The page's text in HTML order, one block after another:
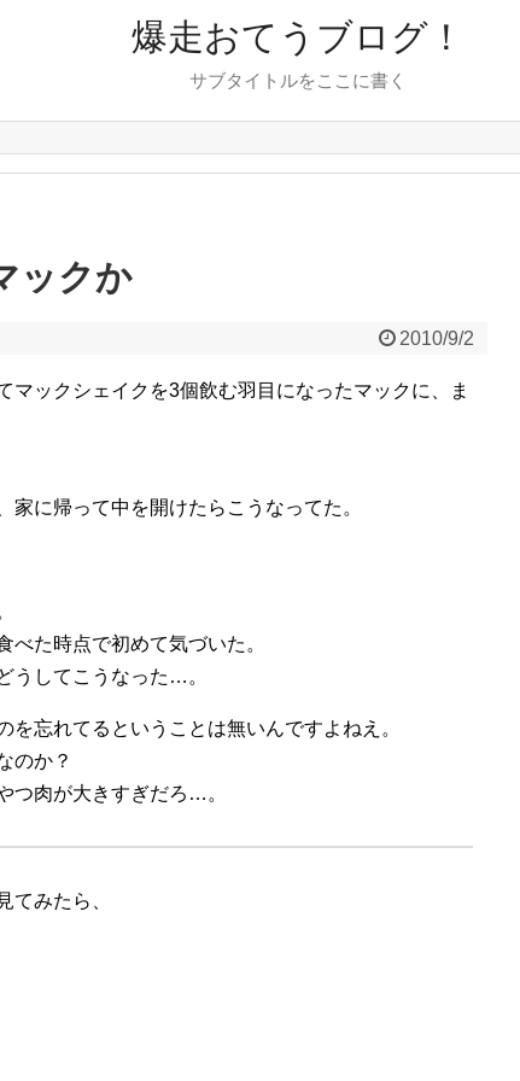
爆走おてうブログ！
サブタイトルをここに書く
ックか
2010/9/2
マックシェイクを3個飲む羽目になったマックに、ま
家に帰って中を開けたらこうなってた。
べた時点で初めて気づいた。
うしてこうなった…。
忘れてるということは無いんですよねえ。
のか？
つ肉が大きすぎだろ…。
てみたら、